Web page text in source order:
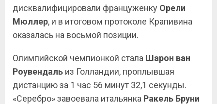
дисквалифицировали француженку Орели
Мюллер, и в итоговом протоколе Крапивина
оказалась на восьмой позиции.
Олимпийской чемпионкой стала Шарон ван
Роувендаль из Голландии, проплывшая
дистанцию за 1 час 56 минут 32,1 секунды.
«Серебро» завоевала итальянка Ракель Бруни